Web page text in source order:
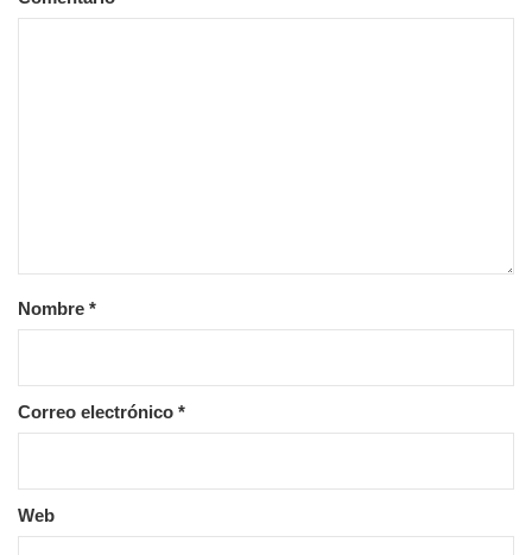
Nombre *
Correo electrónico *
Web